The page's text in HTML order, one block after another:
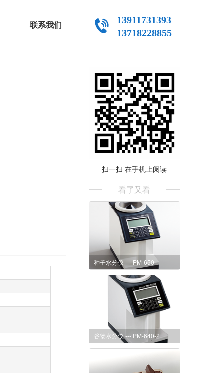
联系我们
13911731393
13718228855
扫一扫 在手机上阅读
看了又看
种子水分仪 --- PM-650
谷物水分仪 --- PM-640-2